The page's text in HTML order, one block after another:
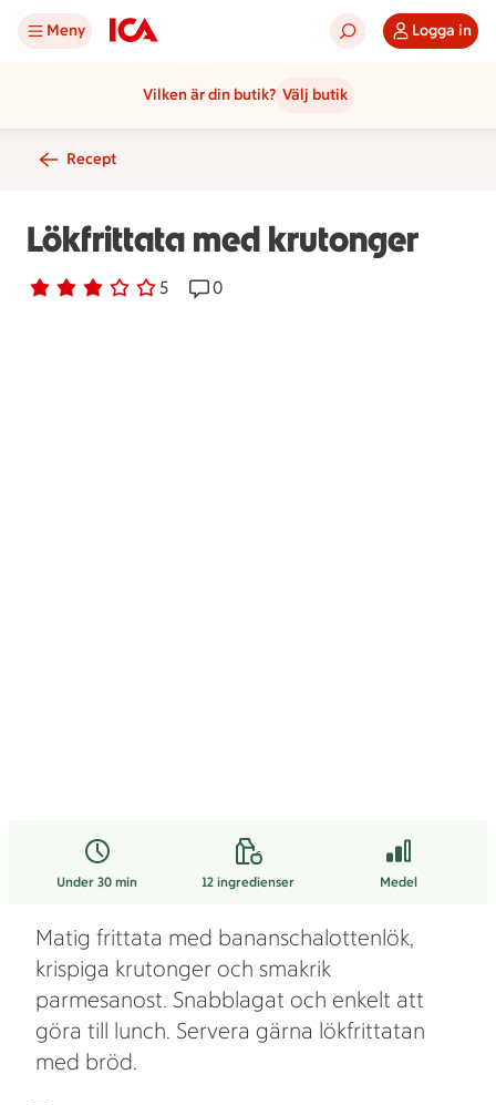
Meny Logga in
Vilken är din butik? Välj butik
Recept
Lökfrittata med krutonger
Betyg 2.8 av 5. 5
5 personer har röstatReceptet har 0 kommentarer
0
Under 30 min 12 ingredienser Medel
Matig frittata med bananschalottenlök,
krispiga krutonger och smakrik
parmesanost. Snabblagat och enkelt att
göra till lunch. Servera gärna lökfrittatan
med bröd.